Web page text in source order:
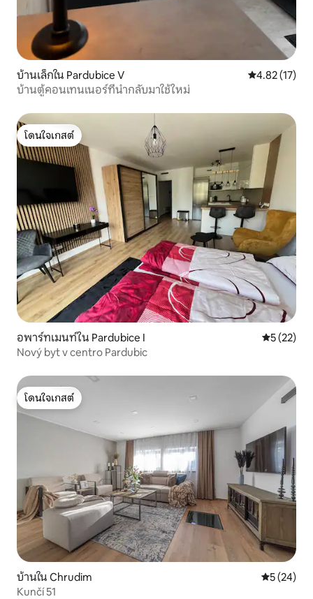
บ้านเล็กใน Pardubice V คะแนนเฉลี่ย
4.82 (17)
บ้านตู้คอนเทนเนอร์ที่นำกลับมาใช้ใหม่
โดนใจเกสต์
โดนใจเกสต์
อพาร์ทเมนท์ใน Pardubice I คะแนนเฉลี่
5 (22)
Nový byt v centro Pardubic
โดนใจเกสต์
โดนใจเกสต์
บ้านใน Chrudim คะแนนเฉลี่
5 (24)
Kunčí 51